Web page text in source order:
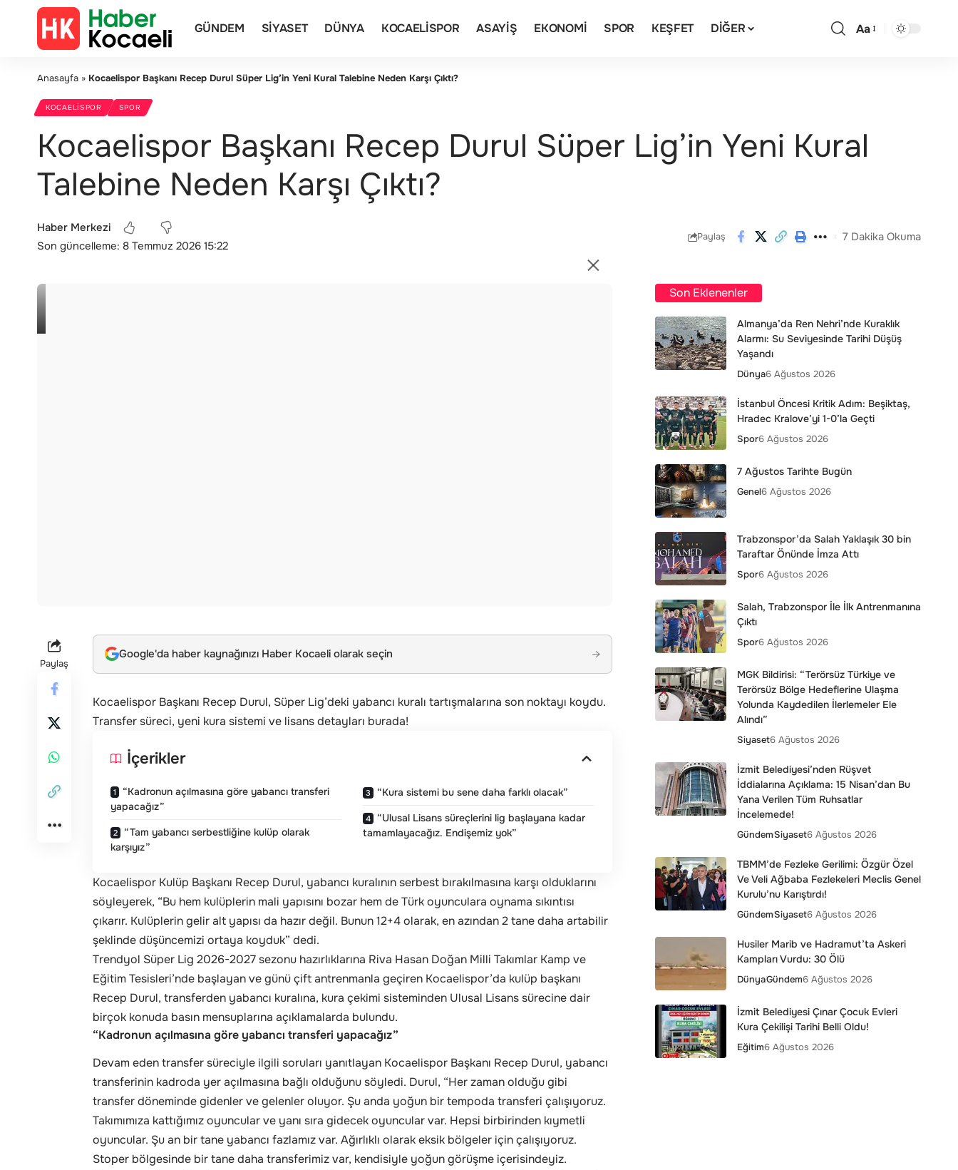
GÜNDEM SIYASET DÜNYA KOCAELISPOR ASAYIŞ EKONOMI SPOR KEŞFET DIĞER Aa
Anasayfa » Kocaelispor Başkanı Recep Durul Süper Lig’in Yeni Kural Talebine Neden Karşı Çıktı?
KOCAELISPOR SPOR
Kocaelispor Başkanı Recep Durul Süper Lig’in Yeni Kural
Talebine Neden Karşı Çıktı?
Son güncelleme: 8 Temmuz 2026 15:22
Haber Merkezi
Paylaş 7 Dakika Okuma
Paylaş
Google'da haber kaynağınızı Haber Kocaeli olarak seçin →
Kocaelispor Başkanı Recep Durul, Süper Lig’deki yabancı kuralı tartışmalarına son noktayı koydu.
Transfer süreci, yeni kura sistemi ve lisans detayları burada!
İçerikler
“Kadronun açılmasına göre yabancı transferi
yapacağız”
“Tam yabancı serbestliğine kulüp olarak
karşıyız”
“Kura sistemi bu sene daha farklı olacak”
“Ulusal Lisans süreçlerini lig başlayana kadar
tamamlayacağız. Endişemiz yok”
Kocaelispor Kulüp Başkanı Recep Durul, yabancı kuralının serbest bırakılmasına karşı olduklarını
söyleyerek, “Bu hem kulüplerin mali yapısını bozar hem de Türk oyunculara oynama sıkıntısı
çıkarır. Kulüplerin gelir alt yapısı da hazır değil. Bunun 12+4 olarak, en azından 2 tane daha artabilir
şeklinde düşüncemizi ortaya koyduk” dedi.
Trendyol Süper Lig 2026-2027 sezonu hazırlıklarına Riva Hasan Doğan Milli Takımlar Kamp ve
Eğitim Tesisleri’nde başlayan ve günü çift antrenmanla geçiren Kocaelispor’da kulüp başkanı
Recep Durul, transferden yabancı kuralına, kura çekimi sisteminden Ulusal Lisans sürecine dair
birçok konuda basın mensuplarına açıklamalarda bulundu.
“Kadronun açılmasına göre yabancı transferi yapacağız”
Devam eden transfer süreciyle ilgili soruları yanıtlayan Kocaelispor Başkanı Recep Durul, yabancı
transferinin kadroda yer açılmasına bağlı olduğunu söyledi. Durul, “Her zaman olduğu gibi
transfer döneminde gidenler ve gelenler oluyor. Şu anda yoğun bir tempoda transferi çalışıyoruz.
Takımımıza kattığımız oyuncular ve yanı sıra gidecek oyuncular var. Hepsi birbirinden kıymetli
oyuncular. Şu an bir tane yabancı fazlamız var. Ağırlıklı olarak eksik bölgeler için çalışıyoruz.
Stoper bölgesinde bir tane daha transferimiz var, kendisiyle yoğun görüşme içerisindeyiz.
Son Eklenenler
Almanya’da Ren Nehri’nde Kuraklık
Alarmı: Su Seviyesinde Tarihi Düşüş
Yaşandı
Dünya6 Ağustos 2026
İstanbul Öncesi Kritik Adım: Beşiktaş,
Hradec Kralove’yi 1-0’la Geçti
Spor6 Ağustos 2026
7 Ağustos Tarihte Bugün
Genel6 Ağustos 2026
Trabzonspor’da Salah Yaklaşık 30 bin
Taraftar Önünde İmza Attı
Spor6 Ağustos 2026
Salah, Trabzonspor İle İlk Antrenmanına
Çıktı
Spor6 Ağustos 2026
MGK Bildirisi: “Terörsüz Türkiye ve
Terörsüz Bölge Hedeflerine Ulaşma
Yolunda Kaydedilen İlerlemeler Ele
Alındı”
Siyaset6 Ağustos 2026
İzmit Belediyesi’nden Rüşvet
İddialarına Açıklama: 15 Nisan’dan Bu
Yana Verilen Tüm Ruhsatlar
İncelemede!
GündemSiyaset6 Ağustos 2026
TBMM’de Fezleke Gerilimi: Özgür Özel
Ve Veli Ağbaba Fezlekeleri Meclis Genel
Kurulu’nu Karıştırdı!
GündemSiyaset6 Ağustos 2026
Husiler Marib ve Hadramut’ta Askeri
Kampları Vurdu: 30 Ölü
DünyaGündem6 Ağustos 2026
İzmit Belediyesi Çınar Çocuk Evleri
Kura Çekilişi Tarihi Belli Oldu!
Eğitim6 Ağustos 2026